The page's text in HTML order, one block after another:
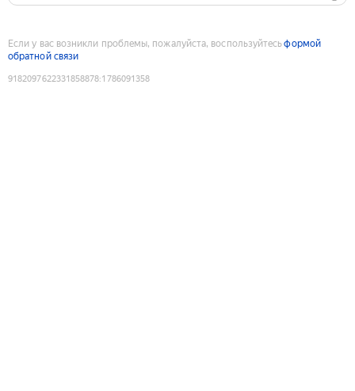
Если у вас возникли проблемы, пожалуйста, воспользуйтесьформой
обратной связи
9182097622331858878:1786091358